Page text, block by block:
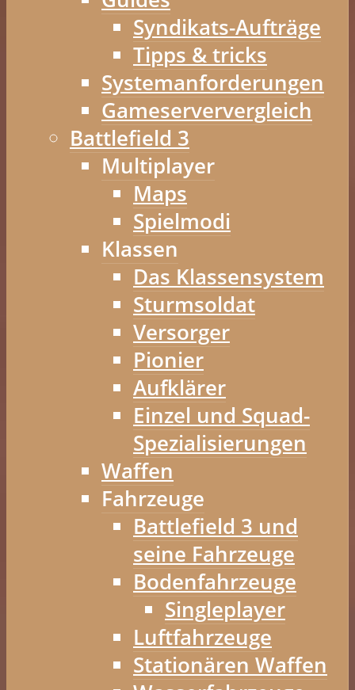
Syndikats-Aufträge
Tipps & tricks
Systemanforderungen
Gameserververgleich
Battlefield 3
Multiplayer
Maps
Spielmodi
Klassen
Das Klassensystem
Sturmsoldat
Versorger
Pionier
Aufklärer
Einzel und Squad-
Spezialisierungen
Waffen
Fahrzeuge
Battlefield 3 und
seine Fahrzeuge
Bodenfahrzeuge
Singleplayer
Luftfahrzeuge
Stationären Waffen